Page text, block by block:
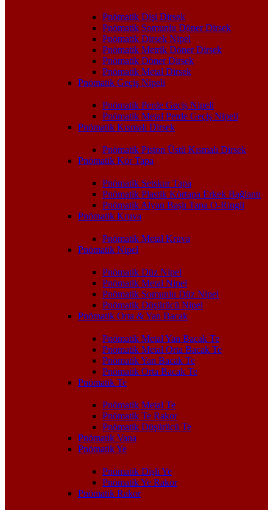
Pnömatik Dişi Dirsek
Pnömatik Somunlu Döner Dirsek
Pnömatik Dirsek Nipel
Pnömatik Metrik Döner Dirsek
Pnömatik Döner Dirsek
Pnömatik Metal Dirsek
Pnömatik Geçiş Nipeli
Pnömatik Perde Geçiş Nipeli
Pnömatik Metal Perde Geçiş Nipeli
Pnömatik Kısmalı Dirsek
Pnömatik Piston Üstü Kısmalı Dirsek
Pnömatik Kör Tapa
Pnömatik Setskur Tapa
Pnömatik Plastik Körtapa Erkek Bağlantı
Pnömatik Alyan Başlı Tapa O-Ringli
Pnömatik Kruva
Pnömatik Metal Kruva
Pnömatik Nipel
Pnömatik Düz Nipel
Pnömatik Metal Nipel
Pnömatik Somunlu Düz Nipel
Pnömatik Düşürücü Nipel
Pnömatik Orta & Yan Bacak
Pnömatik Metal Yan Bacak Te
Pnömatik Metal Orta Bacak Te
Pnömatik Yan Bacak Te
Pnömatik Orta Bacak Te
Pnömatik Te
Pnömatik Metal Te
Pnömatik Te Rakor
Pnömatik Düşürücü Te
Pnömatik Vana
Pnömatik Ye
Pnömatik Dişli Ye
Pnömatik Ye Rakor
Pnömatik Rakor